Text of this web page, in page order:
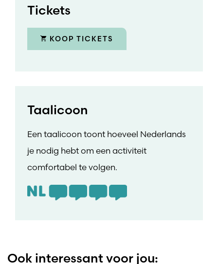
Tickets
KOOP TICKETS
Taalicoon
Een taalicoon toont hoeveel Nederlands
je nodig hebt om een activiteit
comfortabel te volgen.
Ook interessant voor jou: